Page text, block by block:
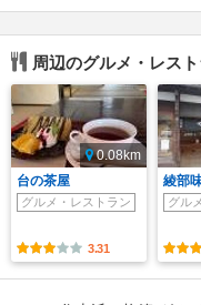
周辺のグルメ・レス
0.08km
台の茶屋
グルメ・レストラン
3.31
綾部
グル